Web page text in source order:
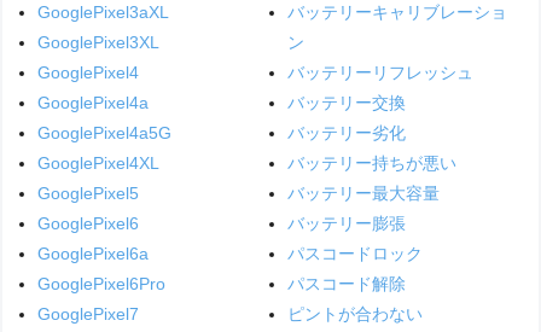
GooglePixel3aXL
GooglePixel3XL
GooglePixel4
GooglePixel4a
GooglePixel4a5G
GooglePixel4XL
GooglePixel5
GooglePixel6
GooglePixel6a
GooglePixel6Pro
GooglePixel7
バッテリーキャリブレーショ
ン
バッテリーリフレッシュ
バッテリー交換
バッテリー劣化
バッテリー持ちが悪い
バッテリー最大容量
バッテリー膨張
パスコードロック
パスコード解除
ピントが合わない